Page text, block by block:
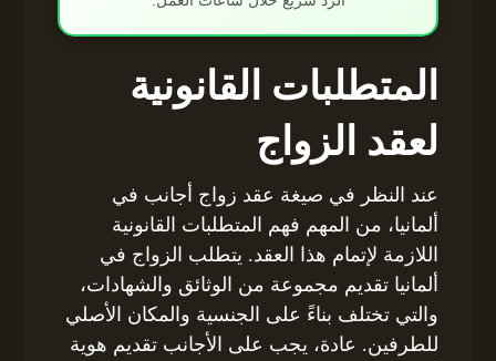
المتطلبات القانونية
لعقد الزواج
عند النظر في صيغة عقد زواج أجانب في
ألمانيا، من المهم فهم المتطلبات القانونية
اللازمة لإتمام هذا العقد. يتطلب الزواج في
ألمانيا تقديم مجموعة من الوثائق والشهادات،
والتي تختلف بناءً على الجنسية والمكان الأصلي
للطرفين. عادة، يجب على الأجانب تقديم هوية